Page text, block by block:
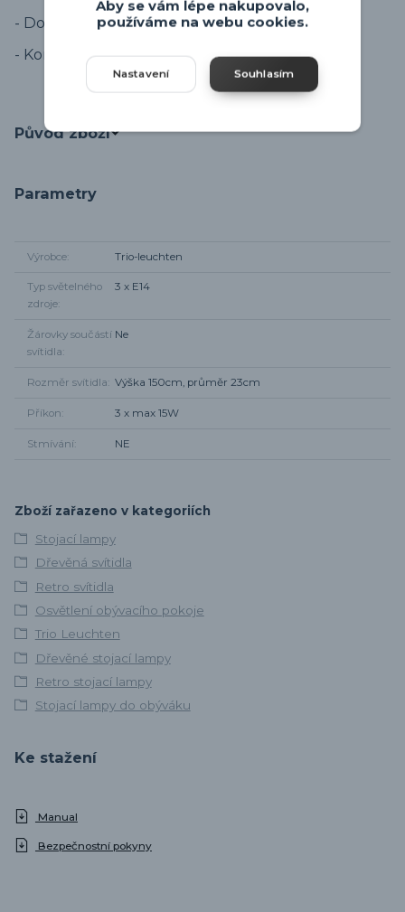
- Doporučujeme použití LED retro žárovek E14.
- Kompletní série svítidel
TOSH.
Původ zboží
Parametry
Výrobce Trio-leuchten
Typ světelného
zdroje
3 x E14
Žárovky součástí
svítidla
Ne
Rozměr svítidla Výška 150cm, průměr 23cm
Příkon 3 x max 15W
Stmívání NE
Zboží zařazeno v kategoriích
Stojací lampy
Dřevěná svítidla
Retro svítidla
Osvětlení obývacího pokoje
Trio Leuchten
Dřevěné stojací lampy
Retro stojací lampy
Stojací lampy do obýváku
Ke stažení
Manual
Bezpečnostní pokyny
Aby se vám lépe nakupovalo,
používáme na webu cookies.
Nastavení Souhlasím